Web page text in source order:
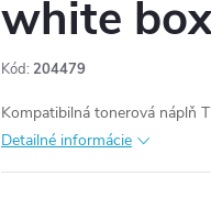
white
Kód: 204479
Kompatibilná tonerová náplň
Detailné informácie